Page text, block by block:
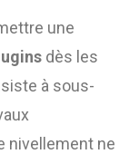
une
dès les
à sous-
nivellement ne